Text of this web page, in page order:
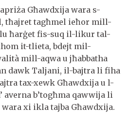
Għawdxija wara s-
tħajret tagħmel ieħor mill-
ħarġet fis-suq il-likur tal-
it-tlieta, bdejt mil-
mill-aqwa u jħabbatha
dawk Taljani, il-bajtra li fiha
tax-xewk Għawdxija u l-
averna b’togħma qawwija li
xi ikla tajba Għawdxija.